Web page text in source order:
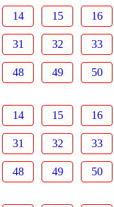
14 15 16
31 32 33
48 49 50
14 15 16
31 32 33
48 49 50